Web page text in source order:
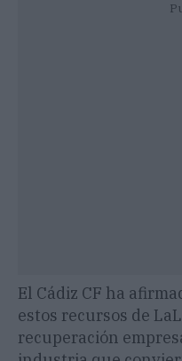
El Cádiz CF ha
estos recursos de
recuperación